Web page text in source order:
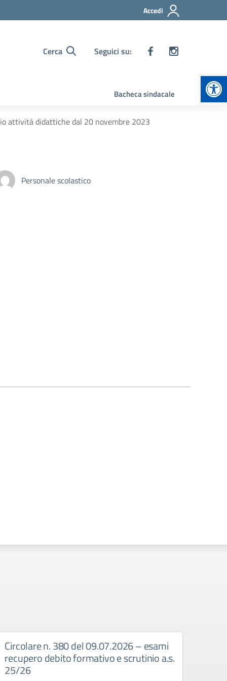
Accedi
Cerca Seguici su:
Bacheca sindacale
attività didattiche dal 20 novembre 2023
Personale scolastico
Circolare n. 380 del 09.07.2026 – esami
recupero debito formativo e scrutinio a.s.
25/26